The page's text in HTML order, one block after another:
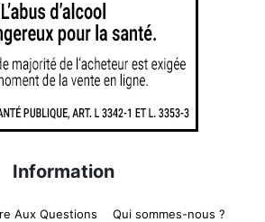
Information
Aux Questions
Qui sommes-nous ?